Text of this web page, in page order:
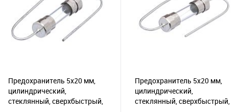
Предохранитель 5х20 мм,
цилиндрический,
стеклянный, сверхбыстрый,
Предохранитель 5х20 мм,
цилиндрический,
стеклянный, сверхбыстрый,